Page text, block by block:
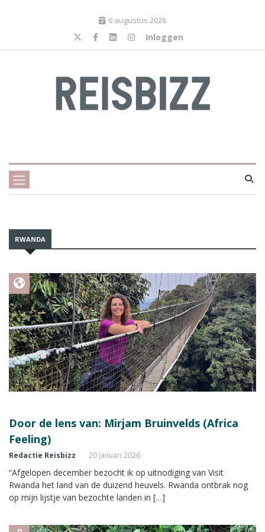
6 augustus 2026
Inloggen
RWANDA
Door de lens van: Mirjam Bruinvelds (Africa
Feeling)
Redactie Reisbizz 20 januari 2026
“Afgelopen december bezocht ik op uitnodiging van Visit
Rwanda het land van de duizend heuvels. Rwanda ontbrak nog
op mijn lijstje van bezochte landen in […]